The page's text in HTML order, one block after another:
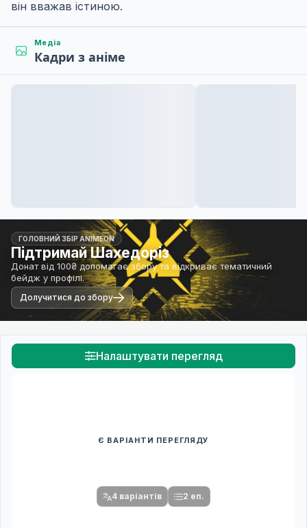
він вважав істиною.
Медіа
Кадри з аніме
ГОЛОВНИЙ ЗБІР ANIMEON
Підтримай Шахедоріз
Донат від 100₴ допомагає збору та відкриває тематичний
бейдж у профілі.
Долучитися до збору
Налаштувати перегляд
Є ВАРІАНТИ ПЕРЕГЛЯДУ
4 варіантів 2 еп.